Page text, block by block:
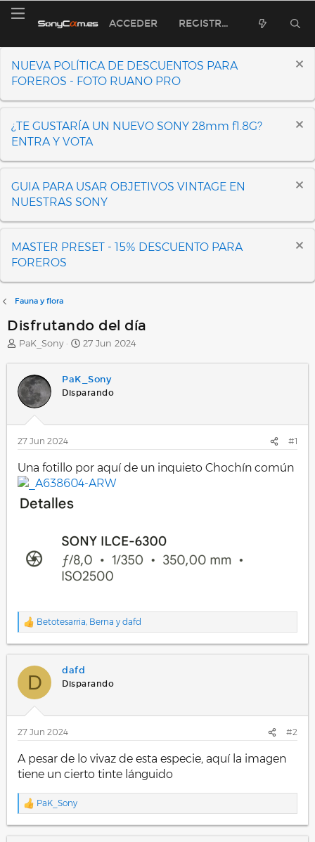
ACCEDER REGISTRARSE
NUEVA POLÍTICA DE DESCUENTOS PARA
FOREROS - FOTO RUANO PRO
¿TE GUSTARÍA UN NUEVO SONY 28mm f1.8G?
ENTRA Y VOTA
GUIA PARA USAR OBJETIVOS VINTAGE EN
NUESTRAS SONY
MASTER PRESET - 15% DESCUENTO PARA
FOREROS
Fauna y flora
Disfrutando del día
A
o
r
PaK_Sony
F
h
a
c
i
27 Jun 2024
PaK_Sony
Disparando
27 Jun 2024 #1
Una fotillo por aquí de un inquieto Chochín común
_A638604-ARW
R
a
c
o
e
s
:
Betotesarria, Berna y dafd
D
dafd
Disparando
27 Jun 2024 #2
A pesar de lo vivaz de esta especie, aquí la imagen
tiene un cierto tinte lánguido
R
a
PaK_Sony